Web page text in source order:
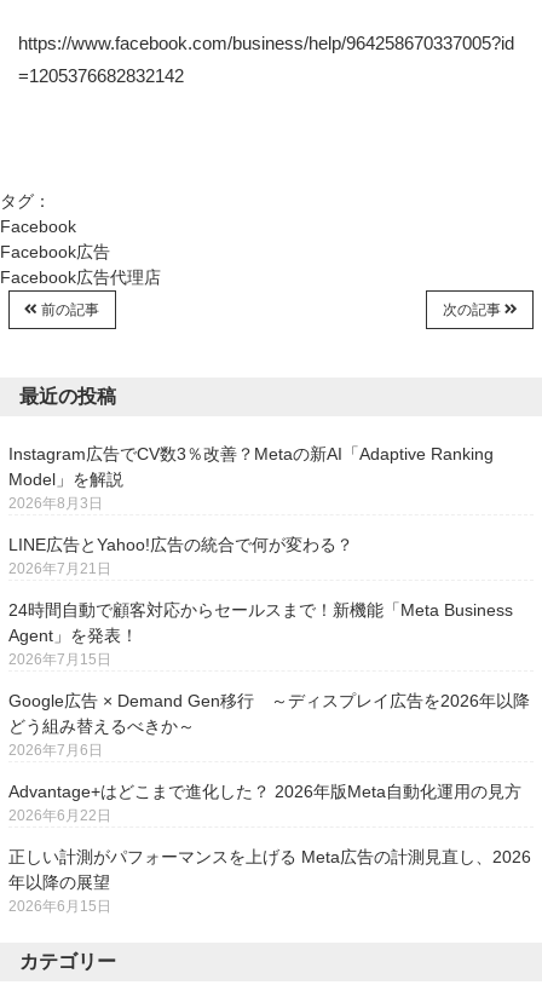
https://www.facebook.com/business/help/964258670337005?id
=1205376682832142
タグ：
Facebook
Facebook広告
Facebook広告代理店
前の記事 次の記事
最近の投稿
Instagram広告でCV数3％改善？Metaの新AI「Adaptive Ranking
Model」を解説
2026年8月3日
LINE広告とYahoo!広告の統合で何が変わる？
2026年7月21日
24時間自動で顧客対応からセールスまで！新機能「Meta Business
Agent」を発表！
2026年7月15日
Google広告 × Demand Gen移行 ～ディスプレイ広告を2026年以降
どう組み替えるべきか～
2026年7月6日
Advantage+はどこまで進化した？ 2026年版Meta自動化運用の見方
2026年6月22日
正しい計測がパフォーマンスを上げる Meta広告の計測見直し、2026
年以降の展望
2026年6月15日
カテゴリー